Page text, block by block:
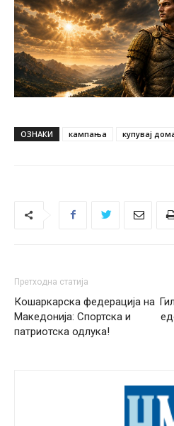
ОЗНАКИ кампања купувај
Претходна статија
Кошаркарска федерација на
Македонија: Спортска и
патриотска одлука!